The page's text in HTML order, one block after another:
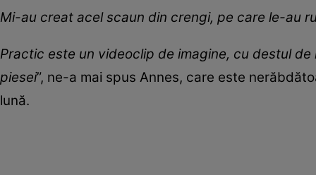
Mi-au creat acel scaun din crengi, pe care le-au
Practic este un videoclip de imagine, cu destul
piesei”, ne-a mai spus Annes, care este
lună.